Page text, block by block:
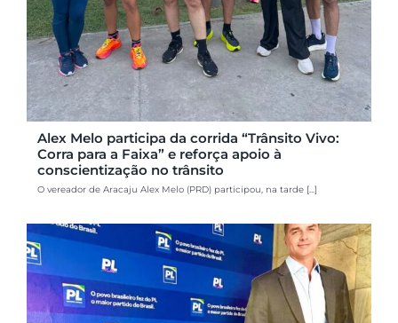
Alex Melo participa da corrida “Trânsito Vivo:
Corra para a Faixa” e reforça apoio à
conscientização no trânsito
O vereador de Aracaju Alex Melo (PRD) participou, na tarde [...]